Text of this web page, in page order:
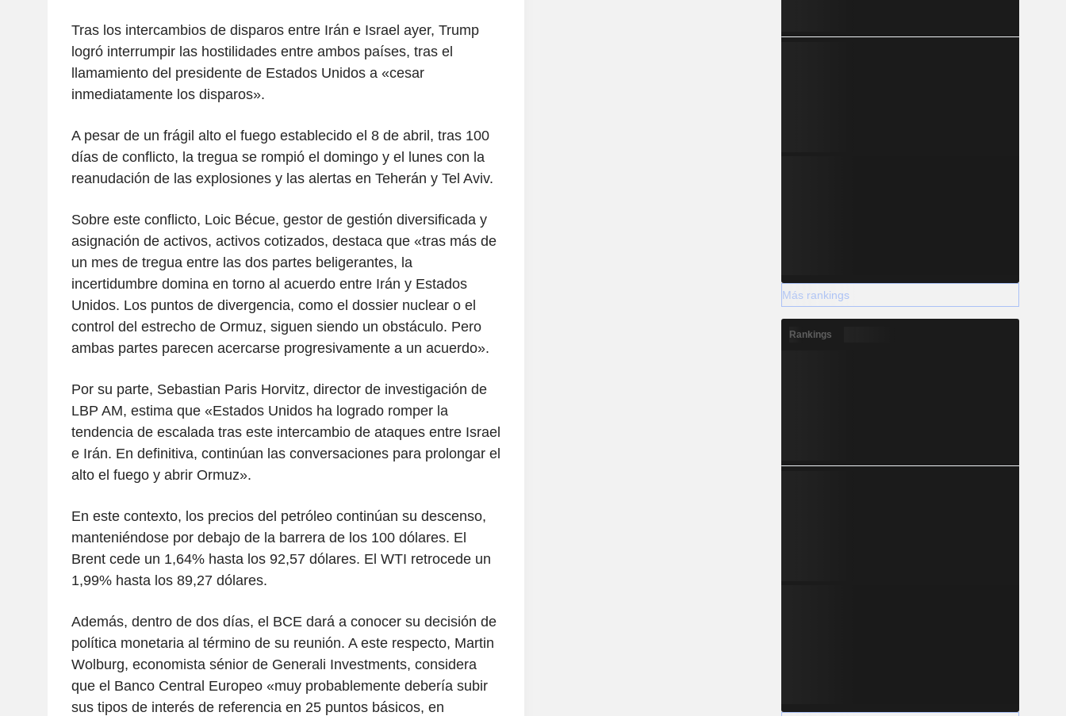
Tras los intercambios de disparos entre Irán e Israel ayer, Trump
logró interrumpir las hostilidades entre ambos países, tras el
llamamiento del presidente de Estados Unidos a «cesar
inmediatamente los disparos».
A pesar de un frágil alto el fuego establecido el 8 de abril, tras 100
días de conflicto, la tregua se rompió el domingo y el lunes con la
reanudación de las explosiones y las alertas en Teherán y Tel Aviv.
Sobre este conflicto, Loic Bécue, gestor de gestión diversificada y
asignación de activos, activos cotizados, destaca que «tras más de
un mes de tregua entre las dos partes beligerantes, la
incertidumbre domina en torno al acuerdo entre Irán y Estados
Unidos. Los puntos de divergencia, como el dossier nuclear o el
control del estrecho de Ormuz, siguen siendo un obstáculo. Pero
ambas partes parecen acercarse progresivamente a un acuerdo».
Por su parte, Sebastian Paris Horvitz, director de investigación de
LBP AM, estima que «Estados Unidos ha logrado romper la
tendencia de escalada tras este intercambio de ataques entre Israel
e Irán. En definitiva, continúan las conversaciones para prolongar el
alto el fuego y abrir Ormuz».
En este contexto, los precios del petróleo continúan su descenso,
manteniéndose por debajo de la barrera de los 100 dólares. El
Brent cede un 1,64% hasta los 92,57 dólares. El WTI retrocede un
1,99% hasta los 89,27 dólares.
Además, dentro de dos días, el BCE dará a conocer su decisión de
política monetaria al término de su reunión. A este respecto, Martin
Wolburg, economista sénior de Generali Investments, considera
que el Banco Central Europeo «muy probablemente debería subir
sus tipos de interés de referencia en 25 puntos básicos, en
Más rankings
Rankings